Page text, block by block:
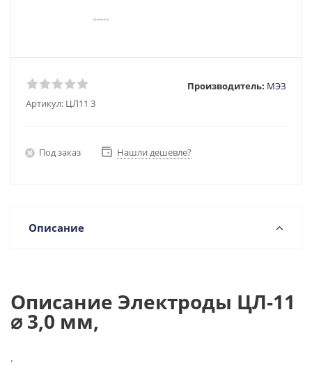
Артикул: ЦЛ11 3
Производитель: МЭЗ
Под заказ Нашли дешевле?
Описание
Описание Электроды ЦЛ-11
⌀ 3,0 мм,
.